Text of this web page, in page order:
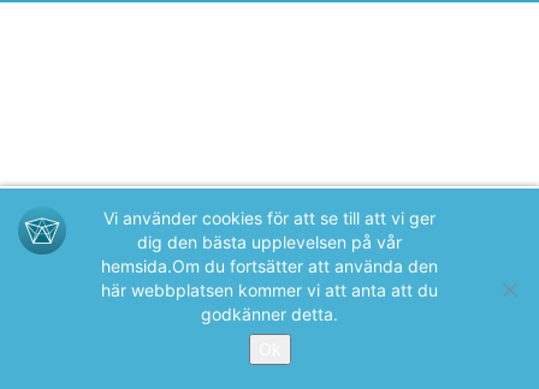
Vi använder cookies för att se till att vi ger
dig den bästa upplevelsen på vår
hemsida.Om du fortsätter att använda den
här webbplatsen kommer vi att anta att du
godkänner detta.